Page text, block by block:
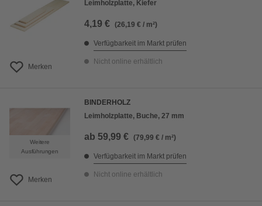
Merken
Leimholzplatte, Kiefer
4,19 € (26,19 € / m²)
Verfügbarkeit im Markt prüfen
Nicht online erhältlich
Weitere
Ausführungen
Merken
BINDERHOLZ
Leimholzplatte, Buche, 27 mm
ab 59,99 € (79,99 € / m²)
Verfügbarkeit im Markt prüfen
Nicht online erhältlich